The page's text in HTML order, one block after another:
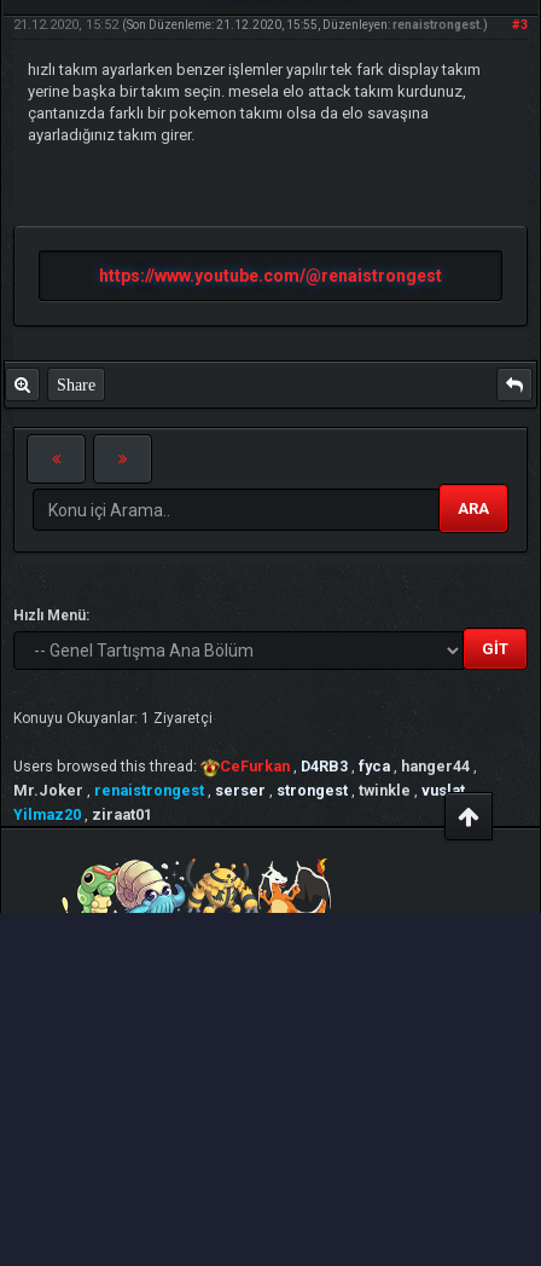
#3
21.12.2020, 15:52 (Son Düzenleme: 21.12.2020, 15:55, Düzenleyen:renaistrongest.)
hızlı takım ayarlarken benzer işlemler yapılır tek fark display takım
yerine başka bir takım seçin. mesela elo attack takım kurdunuz,
çantanızda farklı bir pokemon takımı olsa da elo savaşına
ayarladığınız takım girer.
https://www.youtube.com/@renaistrongest
Share
ARA
Hızlı Menü:
Konuyu Okuyanlar: 1 Ziyaretçi
Users browsed this thread: CeFurkan , D4RB3 , fyca , hanger44 ,
Mr.Joker , renaistrongest , serser , strongest , twinkle , vuslat ,
Yilmaz20 , ziraat01